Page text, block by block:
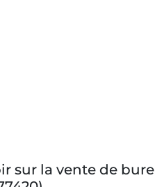
sur la vente de